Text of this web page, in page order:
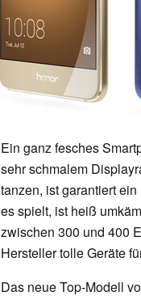
Ein ganz fesches
sehr schmalem
tanzen, ist garantiert
es spielt, ist heiß
zwischen 300 und 400
Hersteller tolle Geräte
Das neue Top-Modell